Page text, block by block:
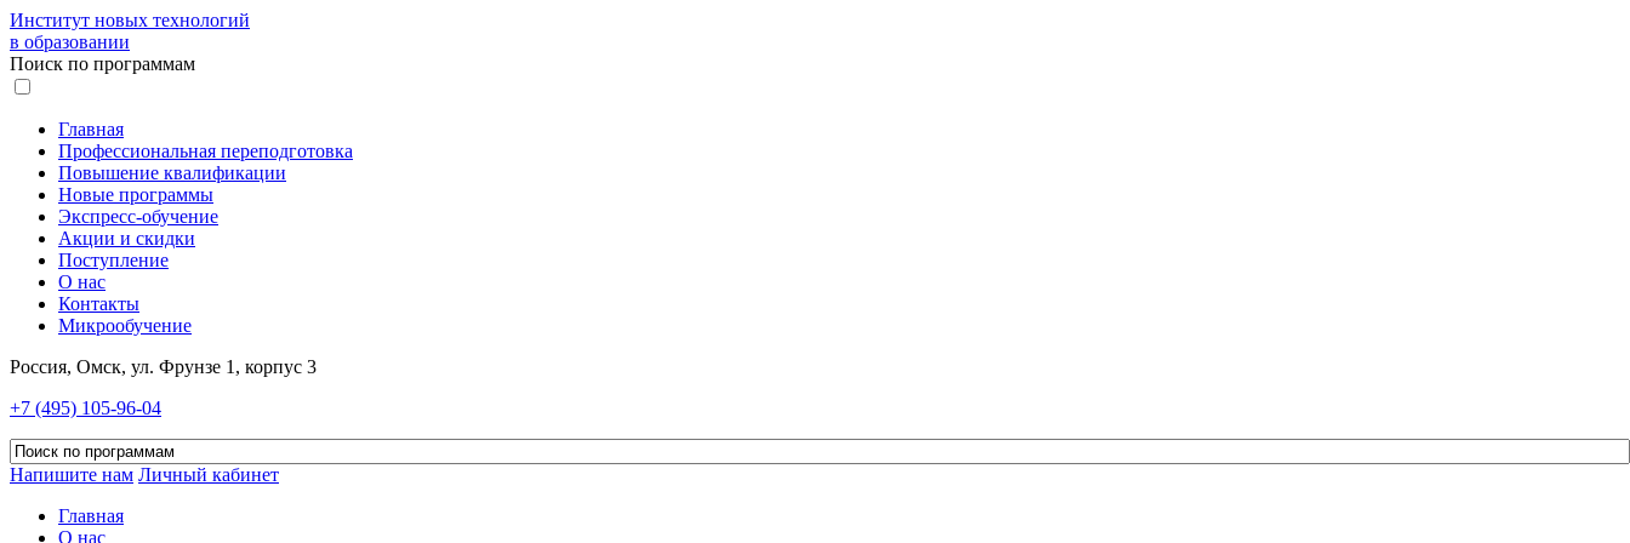
Институт новых технологий
в образовании
Поиск по программам
Главная
Профессиональная переподготовка
Повышение квалификации
Новые программы
Экспресс-обучение
Акции и скидки
Поступление
О нас
Контакты
Микрообучение
Россия, Омск, ул. Фрунзе 1, корпус 3
+7 (495) 105-96-04
Напишите нам Личный кабинет
Главная
О нас